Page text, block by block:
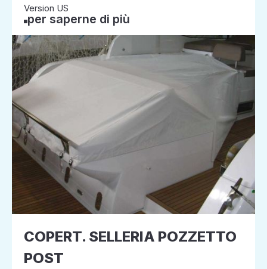
Version US
per saperne di più
COPERT. SELLERIA POZZETTO
POST